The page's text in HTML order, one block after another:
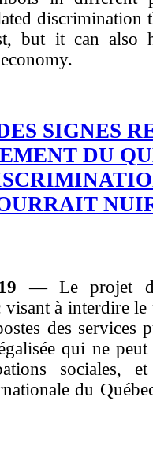
discrimination
but it can also
SIGNES
DU
— Le projet
à interdire le
des services
qui ne peut
sociales,
du